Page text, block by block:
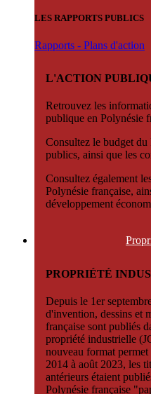
LES RAPPORTS PUBLICS
Rapports - Plans d'action
L'ACTION
Retrouvez les
publique en Polynésie
Consultez le budget du
publics, ainsi que les
Consultez également
Polynésie française,
développement
PROPRIÉTÉ
Depuis le 1er
d'invention, dessins et
française sont publiés
propriété industrielle
nouveau format
2014 à août 2023, les
antérieurs étaient
Polynésie française